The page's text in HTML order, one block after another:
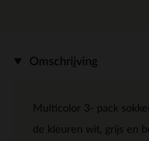
Omschrijving
Multicolor 3- pack
de kleuren wit, grijs en